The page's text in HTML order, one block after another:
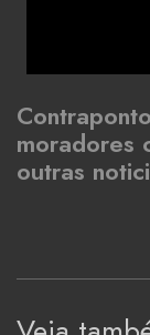
moradores
outras